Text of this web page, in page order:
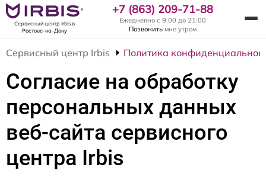
Сервисный центр Irbisв
Ростове-на-Дону
+7 (863) 209-71-88
Ежедневно с 9:00 до 21:00
Позвонить мне утром
Сервисный центр Irbis Политика
Согласие на обработку
персональных данных
веб-сайта сервисного
центра Irbis